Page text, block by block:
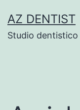
to
content
AZ DENTIST
Studio dentistico